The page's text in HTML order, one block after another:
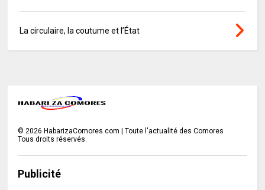
La circulaire, la coutume et l’État
©2026 HabarizaComores.com | Toute l'actualité des Comores
Tous droits réservés.
Publicité